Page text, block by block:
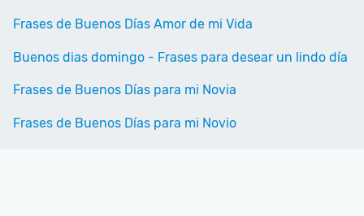
Frases de Buenos Días Amor de mi Vida
Buenos dias domingo - Frases para desear un lindo día
Frases de Buenos Días para mi Novia
Frases de Buenos Días para mi Novio